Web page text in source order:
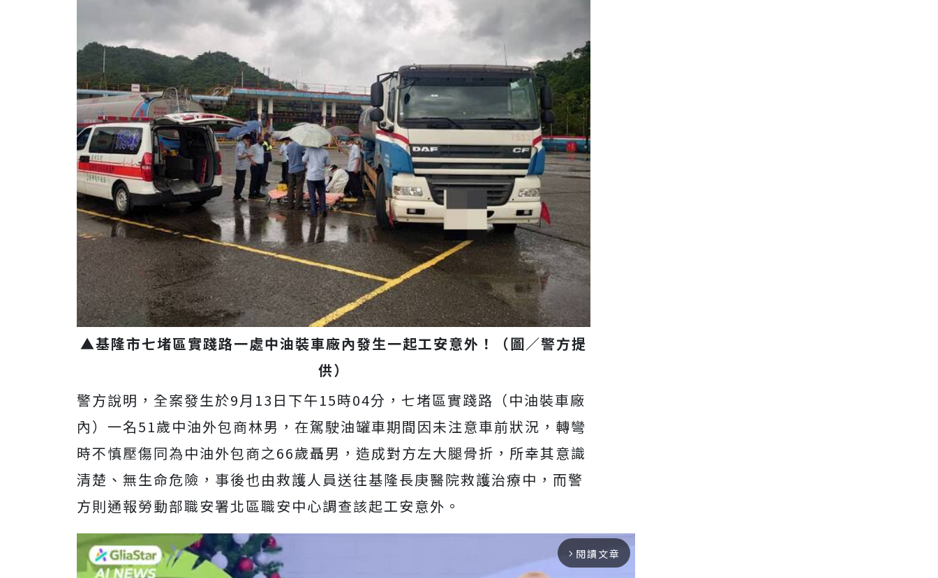
▲基隆市七堵區實踐路一處中油裝車廠內發生一起工安意外！（圖／警方提
供）
警方說明，全案發生於9月13日下午15時04分，七堵區實踐路（中油裝車廠
內）一名51歲中油外包商林男，在駕駛油罐車期間因未注意車前狀況，轉彎
時不慎壓傷同為中油外包商之66歲聶男，造成對方左大腿骨折，所幸其意識
清楚、無生命危險，事後也由救護人員送往基隆長庚醫院救護治療中，而警
方則通報勞動部職安署北區職安中心調查該起工安意外。
arrow_forward_ios 閱讀文章